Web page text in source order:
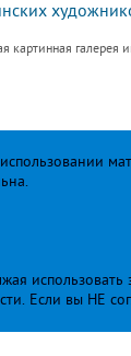
картинная
использовать
. Если вы НЕ